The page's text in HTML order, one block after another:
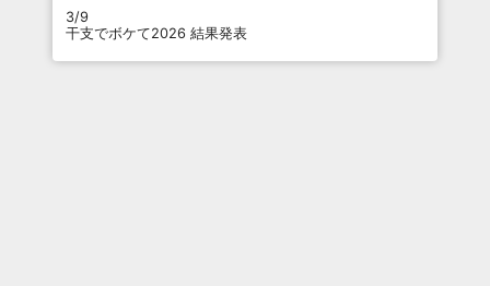
3/9
干支でボケて2026 結果発表